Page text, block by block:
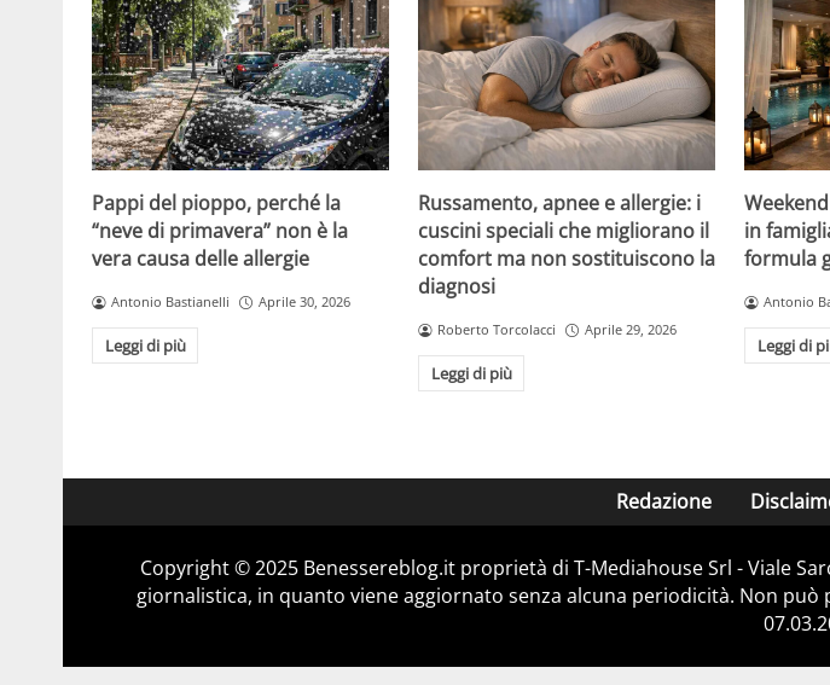
Pappi del pioppo, perché la
“neve di primavera” non è la
vera causa delle allergie
Antonio Bastianelli Aprile 30, 2026
Leggi di più
Russamento, apnee e allergie: i
cuscini speciali che migliorano il
comfort ma non sostituiscono la
diagnosi
Roberto Torcolacci Aprile 29, 2026
Leggi di più
in
formula
Antonio
Leggi di
Redazione
Copyright © 2025 Benessereblog.it proprietà di T-Mediahouse Srl - Viale
giornalistica, in quanto viene aggiornato senza alcuna periodicità. Non